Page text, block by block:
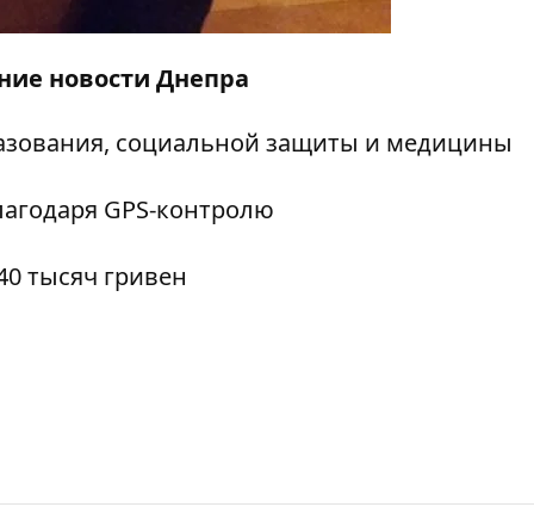
новости Днепра
социальной защиты и медицины
GPS-контролю
тысяч гривен